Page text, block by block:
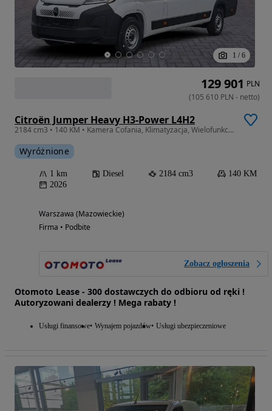
1 / 6
Citroën Jumper Heavy H3-Power L4H2
2184 cm3 • 140 KM • Kamera Cofania, Klimatyzacja, Wielofunkcyjna Kierownica - Od ręki !
Wyróżnione
1 km Diesel 2184 cm3
140 KM
2026
Warszawa (Mazowieckie)
Firma • Podbite
Zobacz ogłoszenia
Otomoto Lease - 300 dostawczych do odbioru od ręki !
Autoryzowani dealerzy ! Mega rabaty !
Usługi finansowe Wynajem pojazdów Usługi ubezpieczeniowe
129 901 PLN
(105 610 PLN - netto)